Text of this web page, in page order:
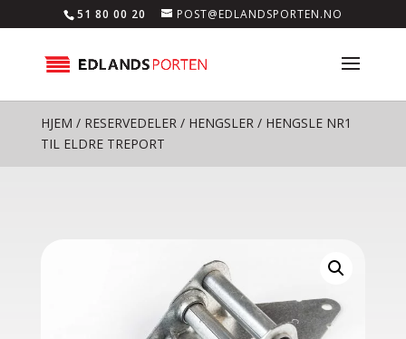
51 80 00 20 POST@EDLANDSPORTEN.NO
HJEM / RESERVEDELER/ HENGSLER/ HENGSLE NR1
TIL ELDRE TREPORT